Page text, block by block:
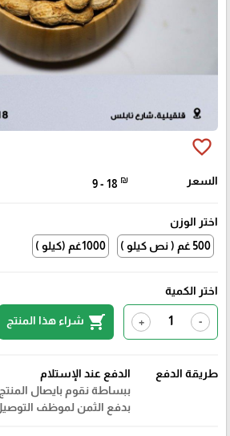
favorite_border
السعر 9 - 18 ₪
اختر الوزن
500 غم ( نص كيلو )
1000غم (كيلو )
اختر الكمية
-
+
shopping_cart شراء هذا المنتج
طريقة الدفع
الدفع عند الإستلام
ببساطة نقوم بايصال
بدفع الثمن لموظف